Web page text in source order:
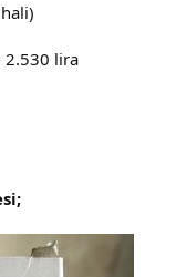
2.530 lira